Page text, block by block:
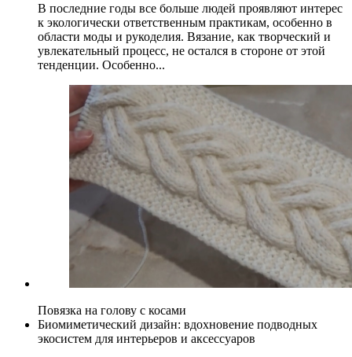
В последние годы все больше людей проявляют интерес
к экологически ответственным практикам, особенно в
области моды и рукоделия. Вязание, как творческий и
увлекательный процесс, не остался в стороне от этой
тенденции. Особенно...
Повязка на голову с косами
Биомиметический дизайн: вдохновение подводных
экосистем для интерьеров и аксессуаров